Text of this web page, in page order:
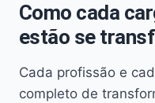
Como cada
estão se
Cada profissão e
completo de